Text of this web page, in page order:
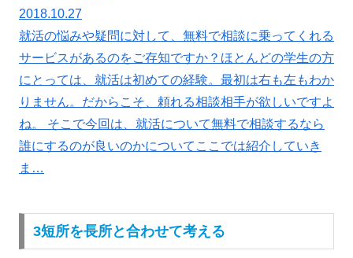
2018.10.27
就活の悩みや疑問に対して、無料で相談に乗ってくれる
サービスがあるのをご存知ですか？ほとんどの学生の方
にとっては、就活は初めての経験。最初は右も左もわか
りません。だからこそ、頼れる相談相手が欲しいですよ
ね。 そこで今回は、就活について無料で相談するなら
誰にするのが良いのかについてここでは紹介していき
ま…
3短所を長所と合わせて考える